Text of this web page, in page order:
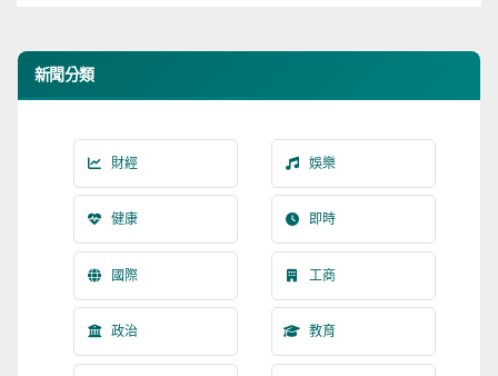
新聞分類
財經 娛樂
健康 即時
國際 工商
政治 教育